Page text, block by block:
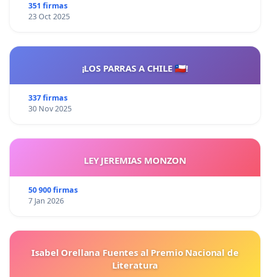
351 firmas
23 Oct 2025
¡LOS PARRAS A CHILE 🇨🇱!
337 firmas
30 Nov 2025
LEY JEREMIAS MONZON
50 900 firmas
7 Jan 2026
Isabel Orellana Fuentes al Premio Nacional de
Literatura